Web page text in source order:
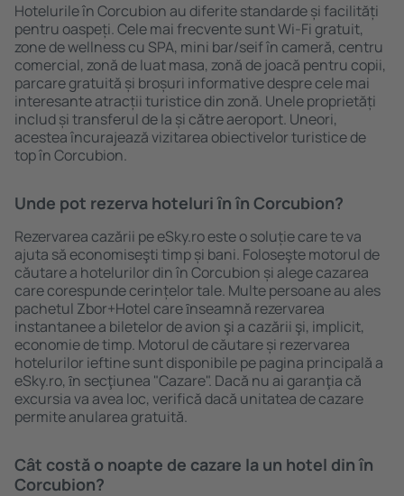
Hotelurile în Corcubion au diferite standarde și facilități
pentru oaspeți. Cele mai frecvente sunt Wi-Fi gratuit,
zone de wellness cu SPA, mini bar/seif în cameră, centru
comercial, zonă de luat masa, zonă de joacă pentru copii,
parcare gratuită și broșuri informative despre cele mai
interesante atracții turistice din zonă. Unele proprietăți
includ și transferul de la și către aeroport. Uneori,
acestea încurajează vizitarea obiectivelor turistice de
top în Corcubion.
Unde pot rezerva hoteluri ȋn în Corcubion?
Rezervarea cazării pe eSky.ro este o soluție care te va
ajuta să economiseşti timp și bani. Foloseşte motorul de
căutare a hotelurilor din în Corcubion și alege cazarea
care corespunde cerințelor tale. Multe persoane au ales
pachetul Zbor+Hotel care ȋnseamnă rezervarea
instantanee a biletelor de avion şi a cazării şi, implicit,
economie de timp. Motorul de căutare și rezervarea
hotelurilor ieftine sunt disponibile pe pagina principală a
eSky.ro, ȋn secţiunea "Cazare". Dacă nu ai garanţia că
excursia va avea loc, verifică dacă unitatea de cazare
permite anularea gratuită.
Cât costă o noapte de cazare la un hotel din în
Corcubion?